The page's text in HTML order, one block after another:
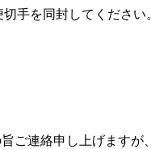
手を同封してください
ご連絡申し上げますが